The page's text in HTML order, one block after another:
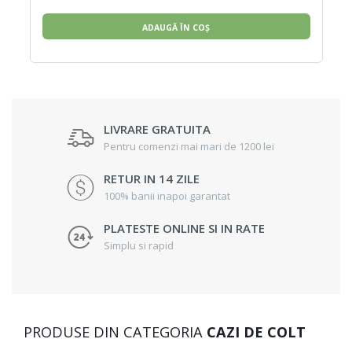
ADAUGĂ ÎN COȘ
LIVRARE GRATUITA
Pentru comenzi mai mari de 1200 lei
RETUR IN 14 ZILE
100% banii inapoi garantat
PLATESTE ONLINE SI IN RATE
Simplu si rapid
PRODUSE DIN CATEGORIA CAZI DE COLT